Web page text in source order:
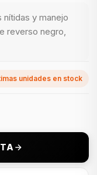
y manejo
reverso negro,
unidades en stock